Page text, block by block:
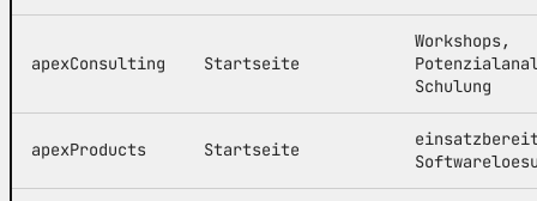
apexConsulting Startseite
Workshops,
Schulung
apexProducts Startseite